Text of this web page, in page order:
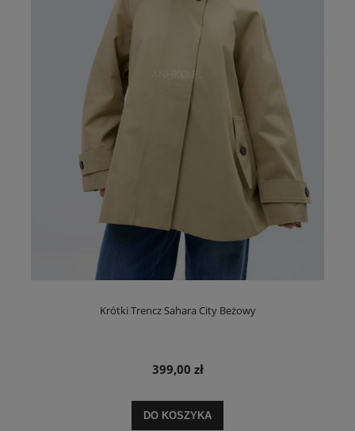
Krótki Trencz Sahara City Beżowy
399,00 zł
DO KOSZYKA